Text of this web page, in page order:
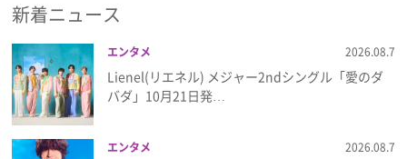
エンタメ
ライフスタイル
プレゼント
新着ニュース
エンタメ 2026.08.7
Lienel(リエネル) メジャー2ndシングル「愛のダ
バダ」10月21日発…
エンタメ 2026.08.7